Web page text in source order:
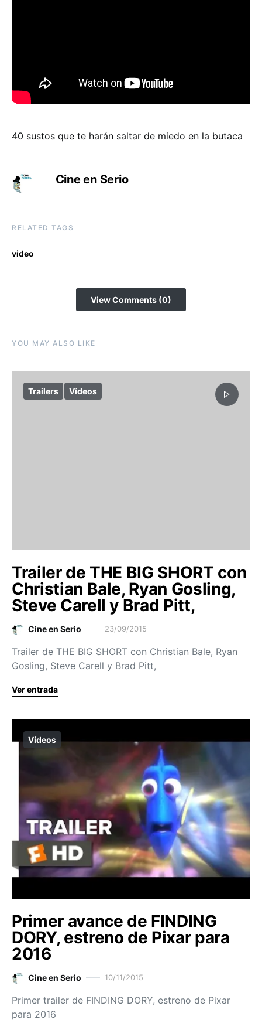
40 sustos que te harán saltar de miedo en la butaca
Cine en Serio
RELATED TAGS
video
View Comments (0)
YOU MAY ALSO LIKE
Trailers Vídeos
Trailer de THE BIG SHORT con
Christian Bale, Ryan Gosling,
Steve Carell y Brad Pitt,
Cine en Serio 23/09/2015
Trailer de THE BIG SHORT con Christian Bale, Ryan
Gosling, Steve Carell y Brad Pitt,
Ver entrada
Vídeos
Primer avance de FINDING
DORY, estreno de Pixar para
2016
Cine en Serio 10/11/2015
Primer trailer de FINDING DORY, estreno de Pixar
para 2016